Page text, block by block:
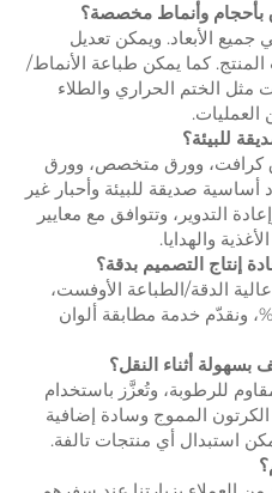
وأنماط مخصصة؟
الأبعاد. ويمكن تعديل
كما يمكن طباعة الأنماط/
مثل الختم الحراري والطلاء
العمليات.
للبيئة؟
كرافت، وورق متخصص، وورق
صديقة للبيئة وأحبار غير
التدوير، وتتوافق مع معايير
والهدايا.
إنتاج التصميم بدقة؟
الدقة/الطباعة الأوفست،
ومدى دقة إعادة إنتاج الألوان ≥95%، ونقدّم خدمة مطابقة ألوان
أثناء النقل؟
للرطوبة، وتُعزَّز باستخدام
المموج وسادة إضافية
استبدال أي منتجات تالفة.